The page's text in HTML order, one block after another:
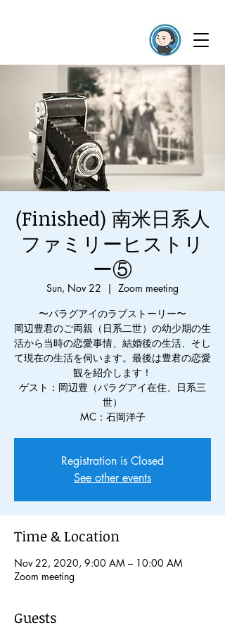
(Finished) 南米日系人
ファミリーヒストリ
ー⑤
Sun, Nov 22
  |
Zoom meeting
〜パラグアイのラブストーリー〜
岡辺豊君のご両親（日系二世）の幼少期の生
活から当時の恋愛事情、結婚後の生活、そし
て現在の生活を伺います。最後は豊君の恋愛
観を紹介します！
ゲスト：岡辺豊（パラグアイ在住、日系三
世）
MC：石岡洋子
Registration is Closed
See other events
Time & Location
Nov 22, 2020, 9:00 AM – 10:00 AM
Zoom meeting
Guests